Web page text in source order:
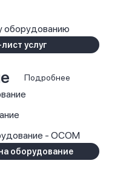
оборудованию
услуг
Подробнее
- OCOM
оборудование